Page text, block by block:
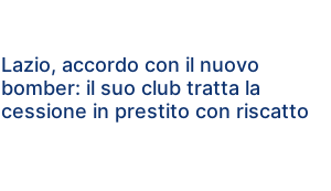
Lazio, accordo con il nuovo
bomber: il suo club tratta la
cessione in prestito con riscatto